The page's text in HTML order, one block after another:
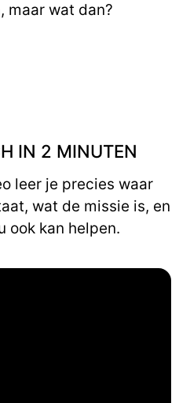
maar wat dan?
IN 2 MINUTEN
leer je precies waar
wat de missie is, en
ook kan helpen.